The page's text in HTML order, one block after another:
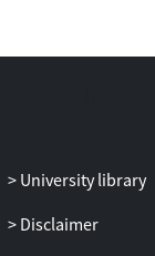
University library
Disclaimer